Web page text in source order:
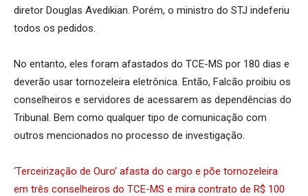
diretor Douglas Avedikian. Porém, o ministro do STJ indeferiu
todos os pedidos.
No entanto, eles foram afastados do TCE-MS por 180 dias e
deverão usar tornozeleira eletrônica. Então, Falcão proibiu os
conselheiros e servidores de acessarem as dependências do
Tribunal. Bem como qualquer tipo de comunicação com
outros mencionados no processo de investigação.
‘Terceirização de Ouro’ afasta do cargo e põe tornozeleira
em três conselheiros do TCE-MS e mira contrato de R$ 100